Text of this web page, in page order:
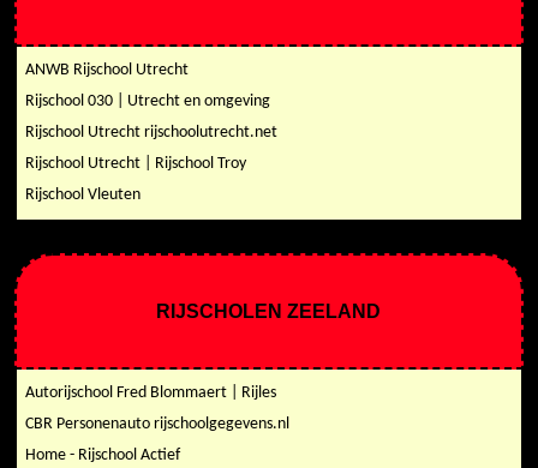
ANWB Rijschool Utrecht
Rijschool 030 | Utrecht en omgeving
Rijschool Utrecht rijschoolutrecht.net
Rijschool Utrecht | Rijschool Troy
Rijschool Vleuten
RIJSCHOLEN ZEELAND
Autorijschool Fred Blommaert | Rijles
CBR Personenauto rijschoolgegevens.nl
Home - Rijschool Actief